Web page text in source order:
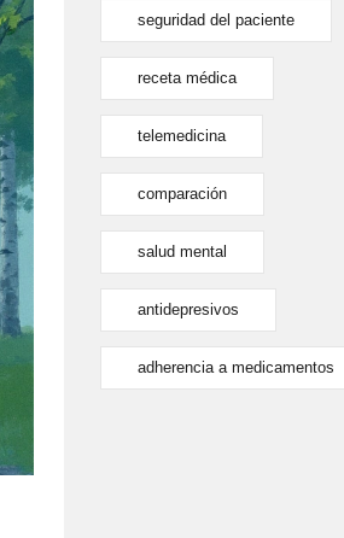
seguridad del paciente
receta médica
telemedicina
comparación
salud mental
antidepresivos
adherencia a medicamentos